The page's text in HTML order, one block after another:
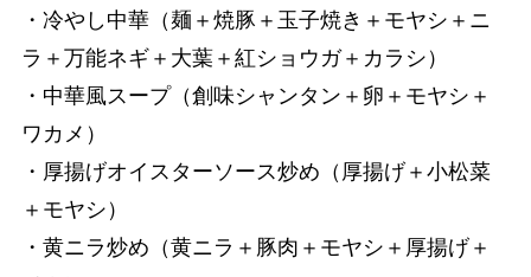
・冷やし中華（麺＋焼豚＋玉子焼き＋モヤシ＋ニ
ラ＋万能ネギ＋大葉＋紅ショウガ＋カラシ）
・中華風スープ（創味シャンタン＋卵＋モヤシ＋
ワカメ）
・厚揚げオイスターソース炒め（厚揚げ＋小松菜
＋モヤシ）
・黄ニラ炒め（黄ニラ＋豚肉＋モヤシ＋厚揚げ＋